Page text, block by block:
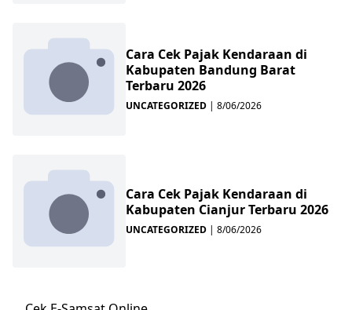
Cara Cek Pajak Kendaraan di
Kabupaten Bandung Barat
Terbaru 2026
UNCATEGORIZED | 8/06/2026
Cara Cek Pajak Kendaraan di
Kabupaten Cianjur Terbaru 2026
UNCATEGORIZED | 8/06/2026